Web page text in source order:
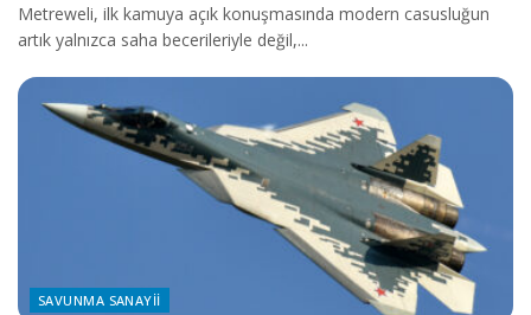
Metreweli, ilk kamuya açık konuşmasında modern casusluğun
artık yalnızca saha becerileriyle değil,...
SAVUNMA SANAYII